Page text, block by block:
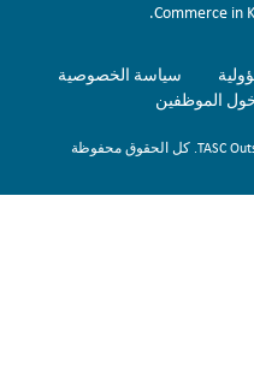
Commerce in
سياسة الخصوصية
الموظفين